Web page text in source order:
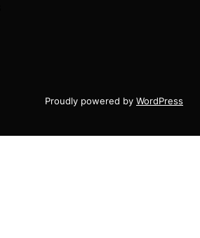
Proudly powered by WordPress